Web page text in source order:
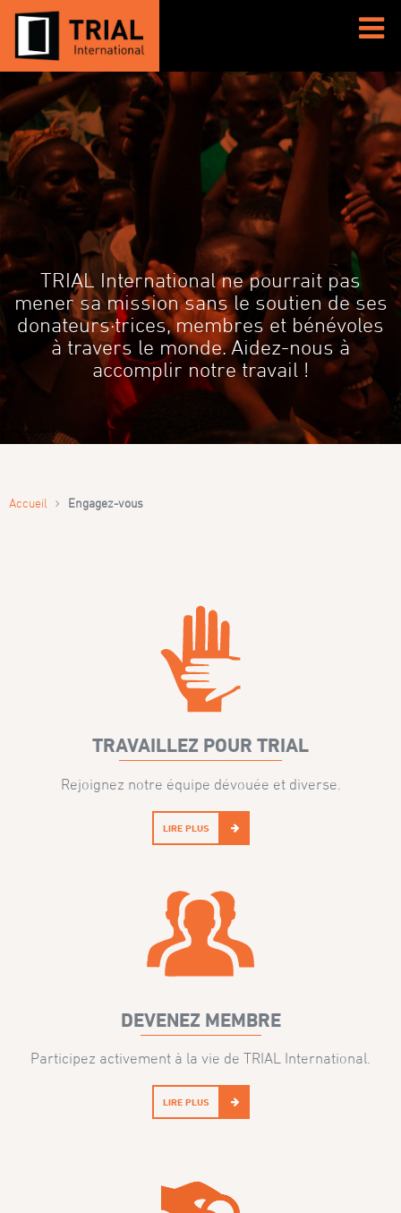
TRIAL International ne pourrait pas
mener sa mission sans le soutien de ses
donateurs·trices, membres et bénévoles
à travers le monde. Aidez-nous à
accomplir notre travail !
Accueil › Engagez-vous
TRAVAILLEZ POUR TRIAL
Rejoignez notre équipe dévouée et diverse.
LIRE PLUS
DEVENEZ MEMBRE
Participez activement à la vie de TRIAL International.
LIRE PLUS